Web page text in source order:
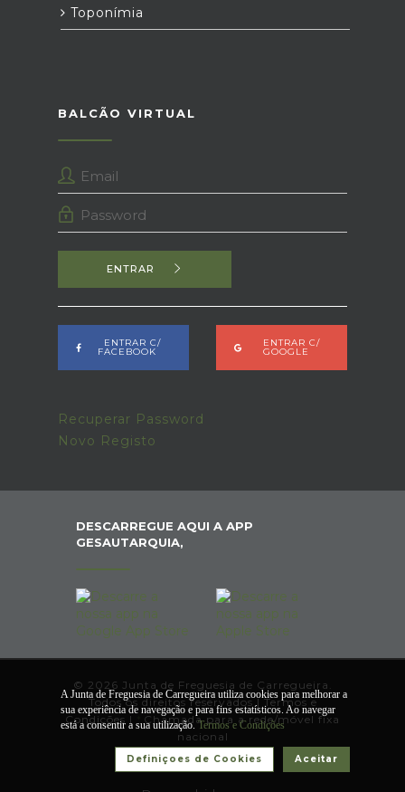
Toponímia
BALCÃO VIRTUAL
ENTRAR
ENTRAR C/
FACEBOOK
ENTRAR C/
GOOGLE
Recuperar Password
Novo Registo
DESCARREGUE AQUI A APP
GESAUTARQUIA,
© 2026 Junta de Freguesia de Carregueira.
Todos os direitos reservados |Termos e
Condições |
Chamada para a rede/móvel fixa
nacional
A Junta de Freguesia de Carregueira utiliza cookies para melhorar a
sua experiência de navegação e para fins estatísticos. Ao navegar
está a consentir a sua utilização.Termos e Condições
Aceitar
Definiçoes de Cookies